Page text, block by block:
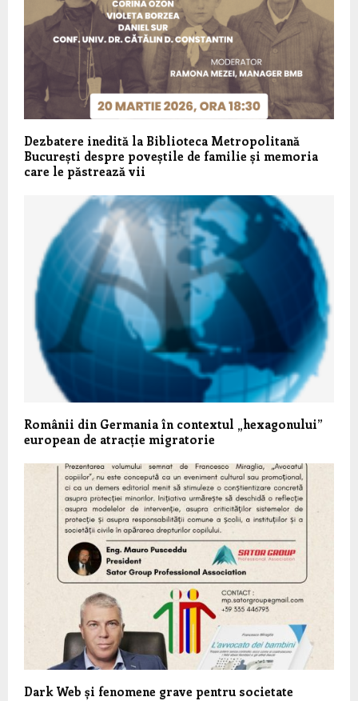
Dezbatere inedită la Biblioteca Metropolitană
București despre poveștile de familie și memoria
care le păstrează vii
Românii din Germania în contextul „hexagonului”
european de atracție migratorie
Dark Web și fenomene grave pentru societate